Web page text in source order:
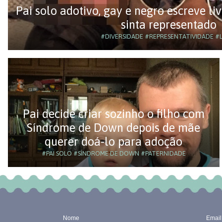
Pai solo adotivo, gay e negro escreve
sinta representado
#DIVERSIDADE #REPRESENTATIVIDADE
Pai decide criar sozinho o filho com
Síndrome de Down depois de mãe
querer doá-lo para adoção
#PAI SOLO#SÍNDROME DE DOWN #PATERNIDADE
Nome Email